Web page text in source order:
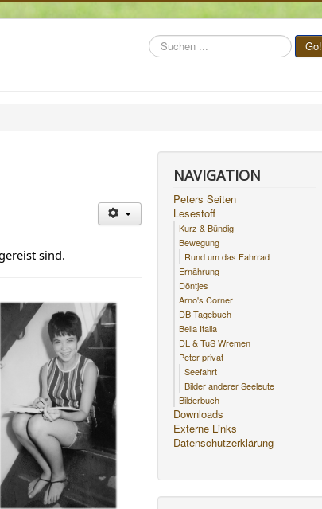
Suchen
...
Go!
sind.
NAVIGATION
Peters Seiten
Lesestoff
Kurz & Bündig
Bewegung
Rund um das Fahrrad
Ernährung
Döntjes
Arno's Corner
DB Tagebuch
Bella Italia
DL & TuS Wremen
Peter privat
Seefahrt
Bilder anderer Seeleute
Bilderbuch
Downloads
Externe Links
Datenschutzerklärung